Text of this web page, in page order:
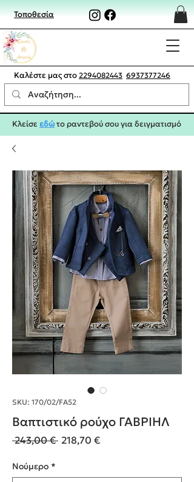
Τοποθεσία
Καλέστε μας στο 2294082443 6937377246
Κλείσεεδώτο ραντεβού σου για δειγματισμό
SKU: 170/02/FA52
Βαπτιστικό ρούχο ΓΑΒΡΙΗΛ
243,00 € Κανονική
218,70 €Τιμή
Nούμερο *